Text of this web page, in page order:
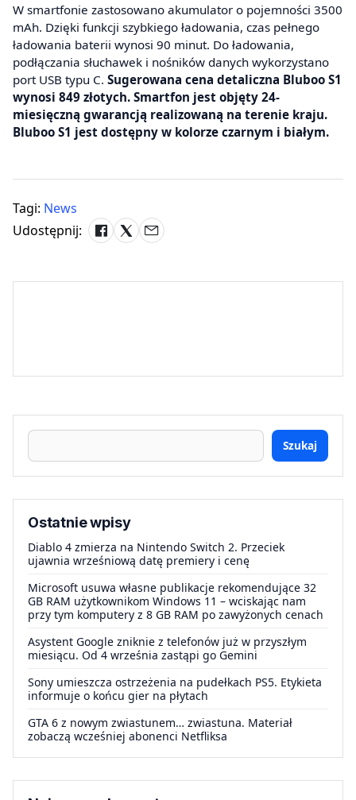
W smartfonie zastosowano akumulator o pojemności 3500
mAh. Dzięki funkcji szybkiego ładowania, czas pełnego
ładowania baterii wynosi 90 minut. Do ładowania,
podłączania słuchawek i nośników danych wykorzystano
port USB typu C. Sugerowana cena detaliczna Bluboo S1
wynosi 849 złotych. Smartfon jest objęty 24-
miesięczną gwarancją realizowaną na terenie kraju.
Bluboo S1 jest dostępny w kolorze czarnym i białym.
Tagi: News
Udostępnij:
Szukaj
Ostatnie wpisy
Diablo 4 zmierza na Nintendo Switch 2. Przeciek
ujawnia wrześniową datę premiery i cenę
Microsoft usuwa własne publikacje rekomendujące 32
GB RAM użytkownikom Windows 11 – wciskając nam
przy tym komputery z 8 GB RAM po zawyżonych cenach
Asystent Google zniknie z telefonów już w przyszłym
miesiącu. Od 4 września zastąpi go Gemini
Sony umieszcza ostrzeżenia na pudełkach PS5. Etykieta
informuje o końcu gier na płytach
GTA 6 z nowym zwiastunem… zwiastuna. Materiał
zobaczą wcześniej abonenci Netfliksa